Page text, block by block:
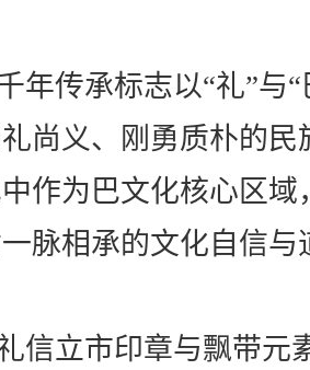
年传承标志以“礼”与
尚义、刚勇质朴的
作为巴文化核心区
脉相承的文化自信与
信立市印章与飘带元